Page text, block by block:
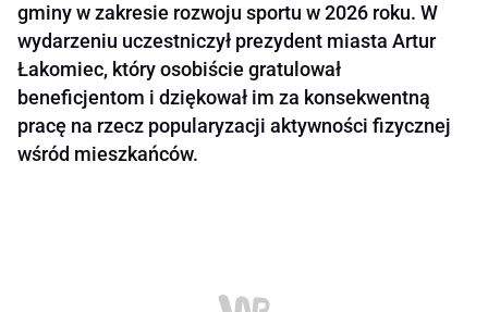
gminy w zakresie rozwoju sportu w 2026 roku. W
wydarzeniu uczestniczył prezydent miasta Artur
Łakomiec, który osobiście gratulował
beneficjentom i dziękował im za konsekwentną
pracę na rzecz popularyzacji aktywności fizycznej
wśród mieszkańców.